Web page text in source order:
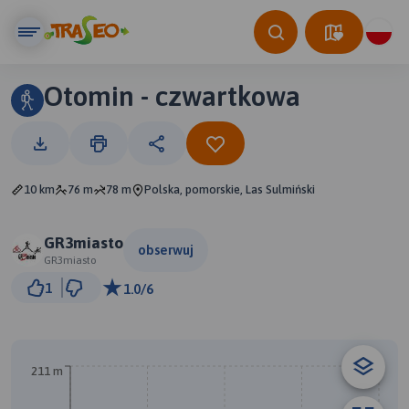
Otomin - czwartkowa
10 km 76 m 78 m Polska, pomorskie, Las Sulmiński
GR3miasto
GR3miasto
obserwuj
1 1.0/6
211 m